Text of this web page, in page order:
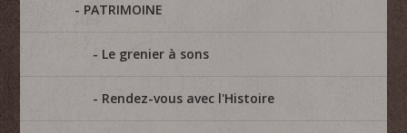
PATRIMOINE
Le grenier à sons
Rendez-vous avec l'Histoire